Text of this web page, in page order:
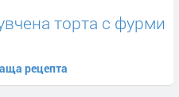
торта с фурми
рецепта